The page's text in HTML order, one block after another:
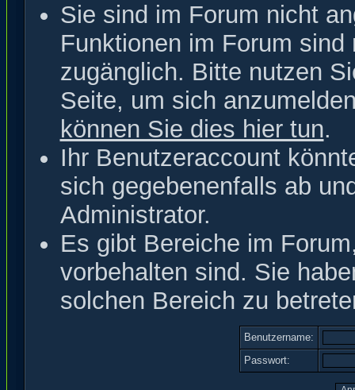
Sie sind im Forum nicht
Funktionen im Forum
zugänglich. Bitte nutzen
Seite, um sich
können Sie dies hier tun.
Ihr Benutzeraccount
sich gegebenenfalls ab
Administrator.
Es gibt Bereiche im
vorbehalten sind. Sie
solchen Bereich zu
Benutzername:
Passwort: